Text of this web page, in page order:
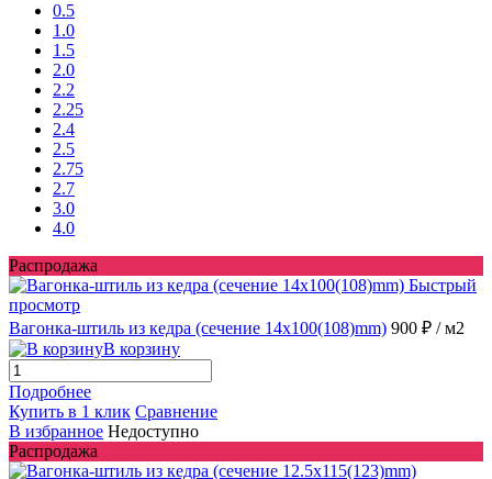
0.5
1.0
1.5
2.0
2.2
2.25
2.4
2.5
2.75
2.7
3.0
4.0
Распродажа
Быстрый
просмотр
Вагонка-штиль из кедра (сечение 14x100(108)mm) 900 ₽ / м2
В корзину
Подробнее
Купить в 1 клик Сравнение
В избранное Недоступно
Распродажа